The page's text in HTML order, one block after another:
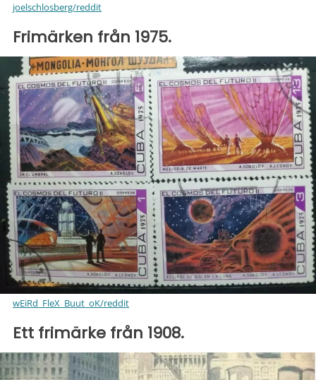
joelschlosberg/reddit
Frimärken från 1975.
wEiRd_FleX_Buut_oK/reddit
Ett frimärke från 1908.